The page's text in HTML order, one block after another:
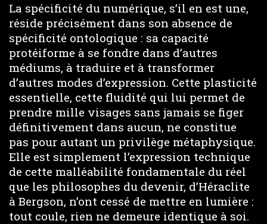
La spécificité du numérique, s’il en est une,
réside précisément dans son absence de
spécificité ontologique : sa capacité
protéiforme à se fondre dans d’autres
médiums, à traduire et à transformer
d’autres modes d’expression. Cette plasticité
essentielle, cette fluidité qui lui permet de
prendre mille visages sans jamais se figer
définitivement dans aucun, ne constitue
pas pour autant un privilège métaphysique.
Elle est simplement l’expression technique
de cette malléabilité fondamentale du réel
que les philosophes du devenir, d’Héraclite
à Bergson, n’ont cessé de mettre en lumière :
tout coule, rien ne demeure identique à soi.